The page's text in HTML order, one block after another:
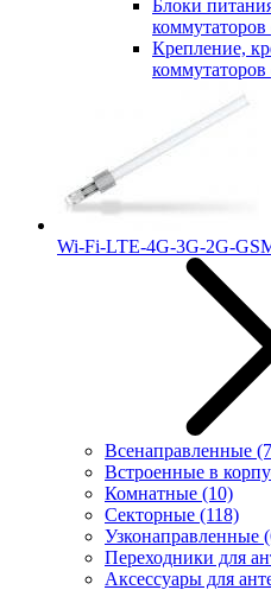
Блоки
коммутаторов
Крепление,
коммутаторов
Wi-Fi-LTE-4G-3G-2G-
Всенаправленные
Встроенные в
Комнатные (10)
Секторные (118)
Узконаправленные
Переходники для
Аксессуары для